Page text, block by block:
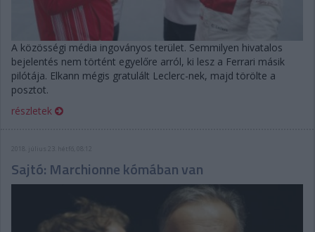
A közösségi média ingoványos terület. Semmilyen hivatalos
bejelentés nem történt egyelőre arról, ki lesz a Ferrari másik
pilótája. Elkann mégis gratulált Leclerc-nek, majd törölte a
posztot.
részletek
2018. július 23. hétfő, 08:12
Sajtó: Marchionne kómában van